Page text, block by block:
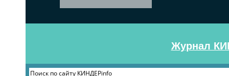
Журнал